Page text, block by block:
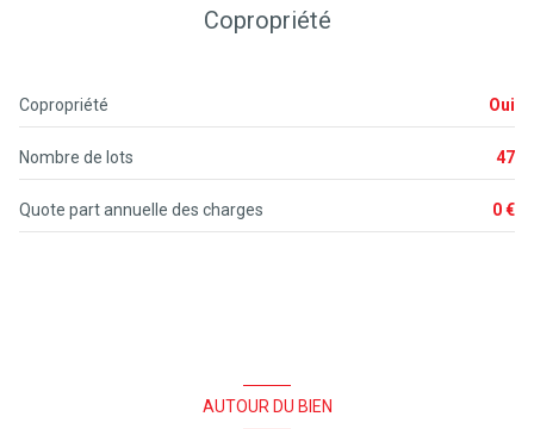
Copropriété
Copropriété Oui
Nombre de lots 47
Quote part annuelle des charges 0 €
AUTOUR DU BIEN